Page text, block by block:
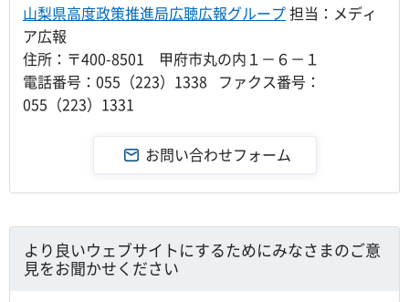
山梨県高度政策推進局広聴広報グループ担当：メディ
ア広報
住所：〒400-8501 甲府市丸の内１－６－１
電話番号：055（223）1338 ファクス番号：
055（223）1331
より良いウェブサイトにするためにみなさまのご意
見をお聞かせください